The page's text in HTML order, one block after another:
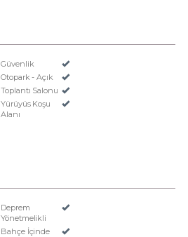
Güvenlik
Otopark - Açık
Toplantı Salonu
Yürüyüs Koşu
Alanı
Deprem
Yönetmelikli
Bahçe İçinde